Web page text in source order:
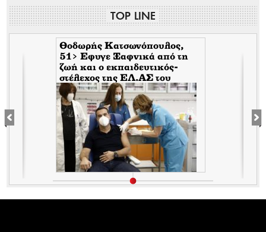
TOP LINE
Θοδωρής Κατσωνόπουλος,
51> Εφυγε Ξαφνικά από τη
ζωή και ο εκπαιδευτικός-
στέλεχος της EΛ.ΑΣ του
Τσίπρα, λίγο αφότου έφυγε
ξαφνικά και ο Ανδρέας
Μπρακούλιας, 55 του
Mέρα25